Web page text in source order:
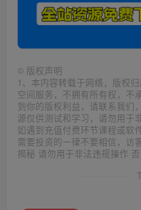
© 版权声明
1、本内容转载于网络，版权
空间服务，不拥有所有权，不
到你的版权利益，请联系我们
源仅供测试和学习，请勿用于
如遇到充值付费环节课程或软
需要投资的一律不要相信，访
揭秘 请勿用于非法违规操作